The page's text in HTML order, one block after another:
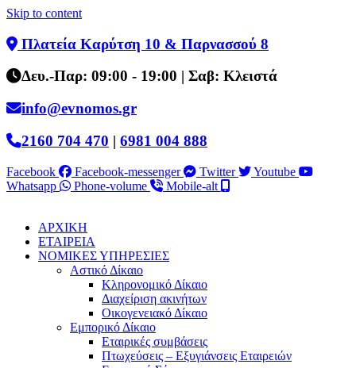
Skip to content
Πλατεία Καρύτση 10 & Παρνασσού 8
Δευ.-Παρ: 09:00 - 19:00 | Σαβ: Κλειστά
info@evnomos.gr
2160 704 470 | 6981 004 888
Facebook Facebook-messenger Twitter
Youtube
Whatsapp
Phone-volume Mobile-alt
ΑΡΧΙΚΗ
ΕΤΑΙΡΕΙΑ
ΝΟΜΙΚΕΣ ΥΠΗΡΕΣΙΕΣ
Αστικό Δίκαιο
Κληρονομικό Δίκαιο
Διαχείριση ακινήτων
Οικογενειακό Δίκαιο
Εμπορικό Δίκαιο
Εταιρικές συμβάσεις
Πτωχεύσεις – Εξυγιάνσεις Εταιρειών